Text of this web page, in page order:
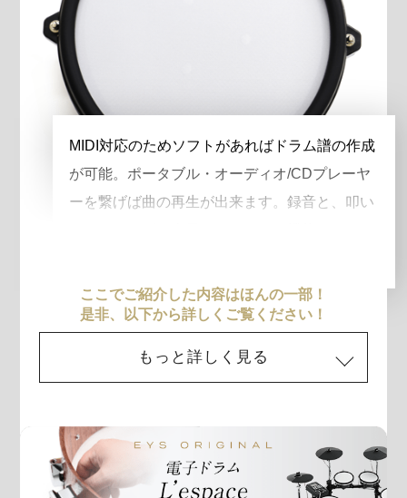
MIDI対応のためソフトがあればドラム譜の作成
が可能。ポータブル・オーディオ/CDプレーヤ
ーを繋げば曲の再生が出来ます。録音と、叩い
ここでご紹介した内容はほんの一部！
是非、以下から詳しくご覧ください！
もっと詳しく見る